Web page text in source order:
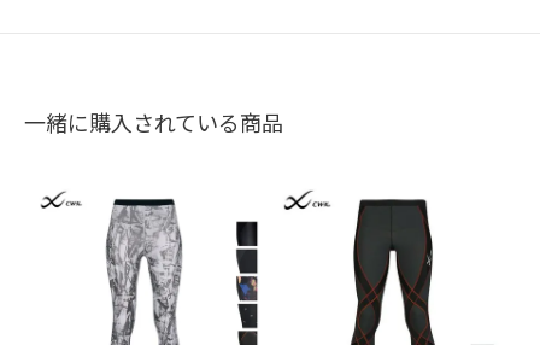
一緒に購入されている商品